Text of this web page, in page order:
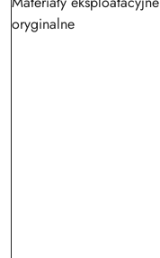
oryginalne